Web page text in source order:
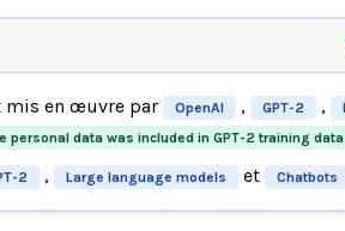
mis en œuvre par OpenAI , GPT-2 ,
personal data was included in GPT-2 training data
2 , Large language models et Chatbots